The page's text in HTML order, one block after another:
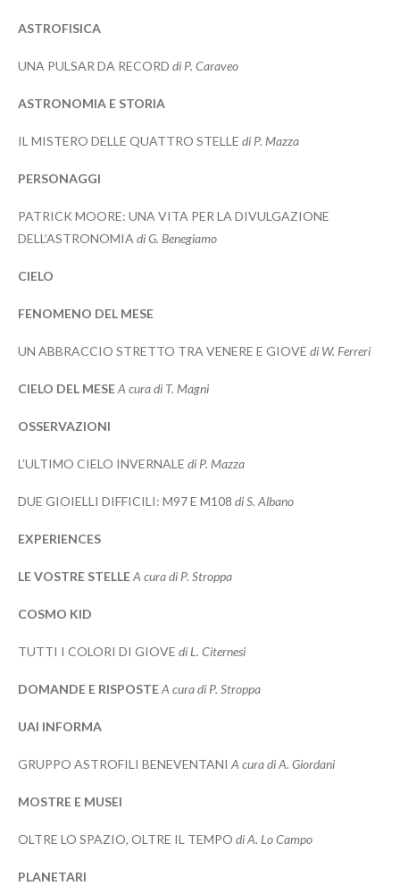
ASTROFISICA
UNA PULSAR DA RECORD di P. Caraveo
ASTRONOMIA E STORIA
IL MISTERO DELLE QUATTRO STELLE di P. Mazza
PERSONAGGI
PATRICK MOORE: UNA VITA PER LA DIVULGAZIONE
DELL’ASTRONOMIA di G. Benegiamo
CIELO
FENOMENO DEL MESE
UN ABBRACCIO STRETTO TRA VENERE E GIOVE di W. Ferreri
CIELO DEL MESEA cura di T. Magni
OSSERVAZIONI
L’ULTIMO CIELO INVERNALE di P. Mazza
DUE GIOIELLI DIFFICILI: M97 E M108 di S. Albano
EXPERIENCES
LE VOSTRE STELLEA cura di P. Stroppa
COSMO KID
TUTTI I COLORI DI GIOVE di L. Citernesi
DOMANDE E RISPOSTEA cura di P. Stroppa
UAI INFORMA
GRUPPO ASTROFILI BENEVENTANI A cura di A. Giordani
MOSTRE E MUSEI
OLTRE LO SPAZIO, OLTRE IL TEMPO di A. Lo Campo
PLANETARI